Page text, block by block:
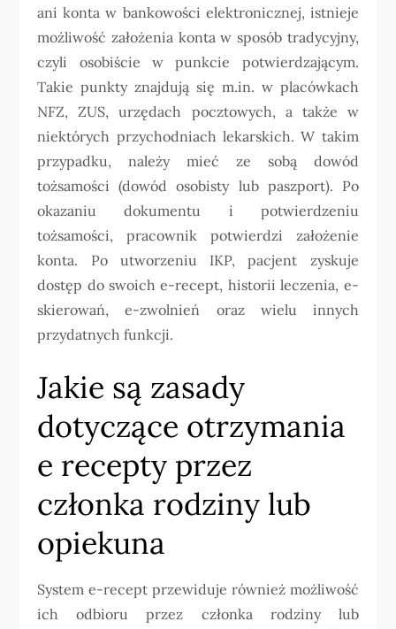
ani konta w bankowości elektronicznej, istnieje
możliwość założenia konta w sposób tradycyjny,
czyli osobiście w punkcie potwierdzającym.
Takie punkty znajdują się m.in. w placówkach
NFZ, ZUS, urzędach pocztowych, a także w
niektórych przychodniach lekarskich. W takim
przypadku, należy mieć ze sobą dowód
tożsamości (dowód osobisty lub paszport). Po
okazaniu dokumentu i potwierdzeniu
tożsamości, pracownik potwierdzi założenie
konta. Po utworzeniu IKP, pacjent zyskuje
dostęp do swoich e-recept, historii leczenia, e-
skierowań, e-zwolnień oraz wielu innych
przydatnych funkcji.
Jakie są zasady
dotyczące otrzymania
e recepty przez
członka rodziny lub
opiekuna
System e-recept przewiduje również możliwość
ich odbioru przez członka rodziny lub